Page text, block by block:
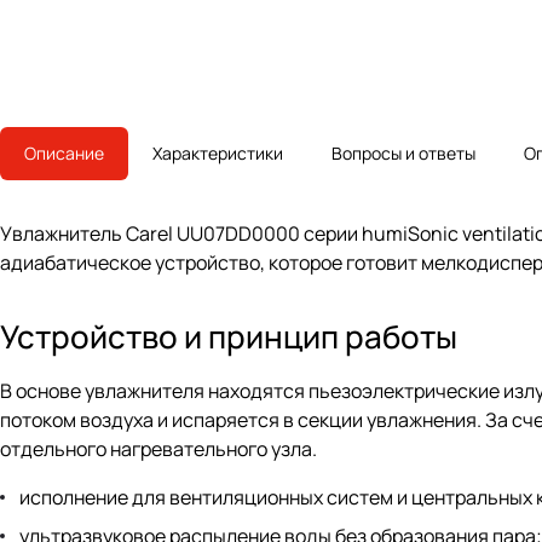
Описание Характеристики Вопросы и ответы
Увлажнитель Carel UU07DD0000 серии humiSonic
адиабатическое устройство, которое готовит
Устройство и принцип работы
В основе увлажнителя находятся пьезоэлектрические
потоком воздуха и испаряется в секции увлажнения. За
отдельного нагревательного узла.
исполнение для вентиляционных систем и центральных
ультразвуковое распыление воды без образования пара;